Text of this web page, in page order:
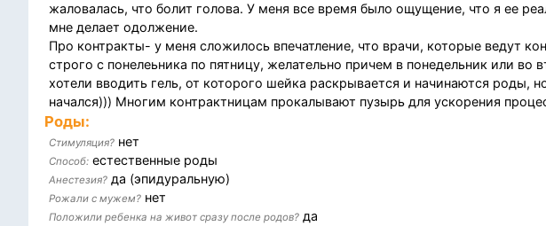
жаловалась, что болит голова. У меня все время было ощущение, что я ее
мне делает одолжение.
Про контракты- у меня сложилось впечатление, что врачи, которые ведут
строго с понелеьника по пятницу, желательно причем в понедельник или
хотели вводить гель, от которого шейка раскрывается и начинаются роды,
начался))) Многим контрактницам прокалывают пузырь для ускорения
Роды:
Стимуляция? нет
Способ: естественные роды
Анестезия? да (эпидуральную)
Рожали с мужем? нет
Положили ребенка на живот сразу после родов? да